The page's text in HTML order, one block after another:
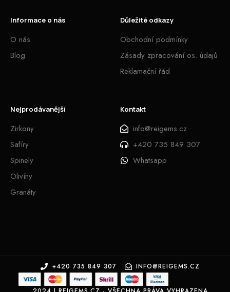
Informace o nás
O nás
Blog
Důležité odkazy
Obchodní podmínky
Zásady zpracování os. údajů
Reklamační řád
Nejprodávanější
Zirkony
Safíry
Spinely
Olivíny
Granáty
Kontakt
info@reigems.cz
+420 735 849 307
Whatsapp
+420 735 849 307 INFO@REIGEMS.CZ